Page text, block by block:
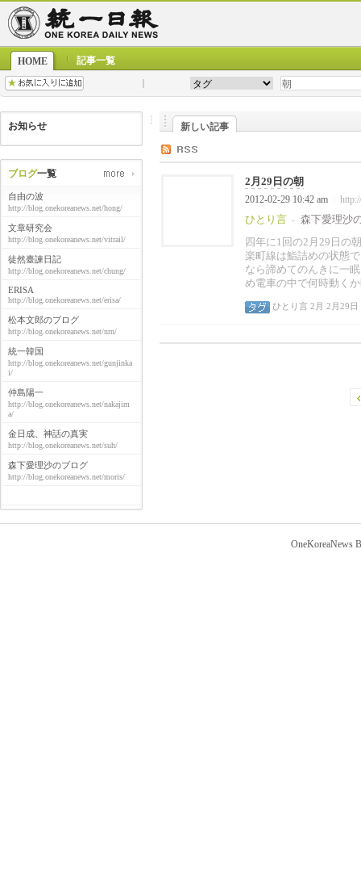
HOME 記事一覧
お知らせ
ブログ一覧
自由の波
http://blog.onekoreanews.net/hong/
文章研究会
http://blog.onekoreanews.net/vitrail/
徒然臺諫日記
http://blog.onekoreanews.net/chung/
ERISA
http://blog.onekoreanews.net/erisa/
松本文郎のブログ
http://blog.onekoreanews.net/nrn/
統一韓国
http://blog.onekoreanews.net/gunjinka
i/
仲島陽一
http://blog.onekoreanews.net/nakajim
a/
金日成、神話の真実
http://blog.onekoreanews.net/suh/
森下愛理沙のブログ
http://blog.onekoreanews.net/moris/
新しい記事
2月29日の朝
2012-02-29 10:42 am
ひとり言 -
森下愛理沙
四年に1回の2月29日の
楽町線は鮨詰めの状態
なら諦めてのんきに一
め電車の中で何時動く
ひとり言 2月 2月29日
OneKoreaNews